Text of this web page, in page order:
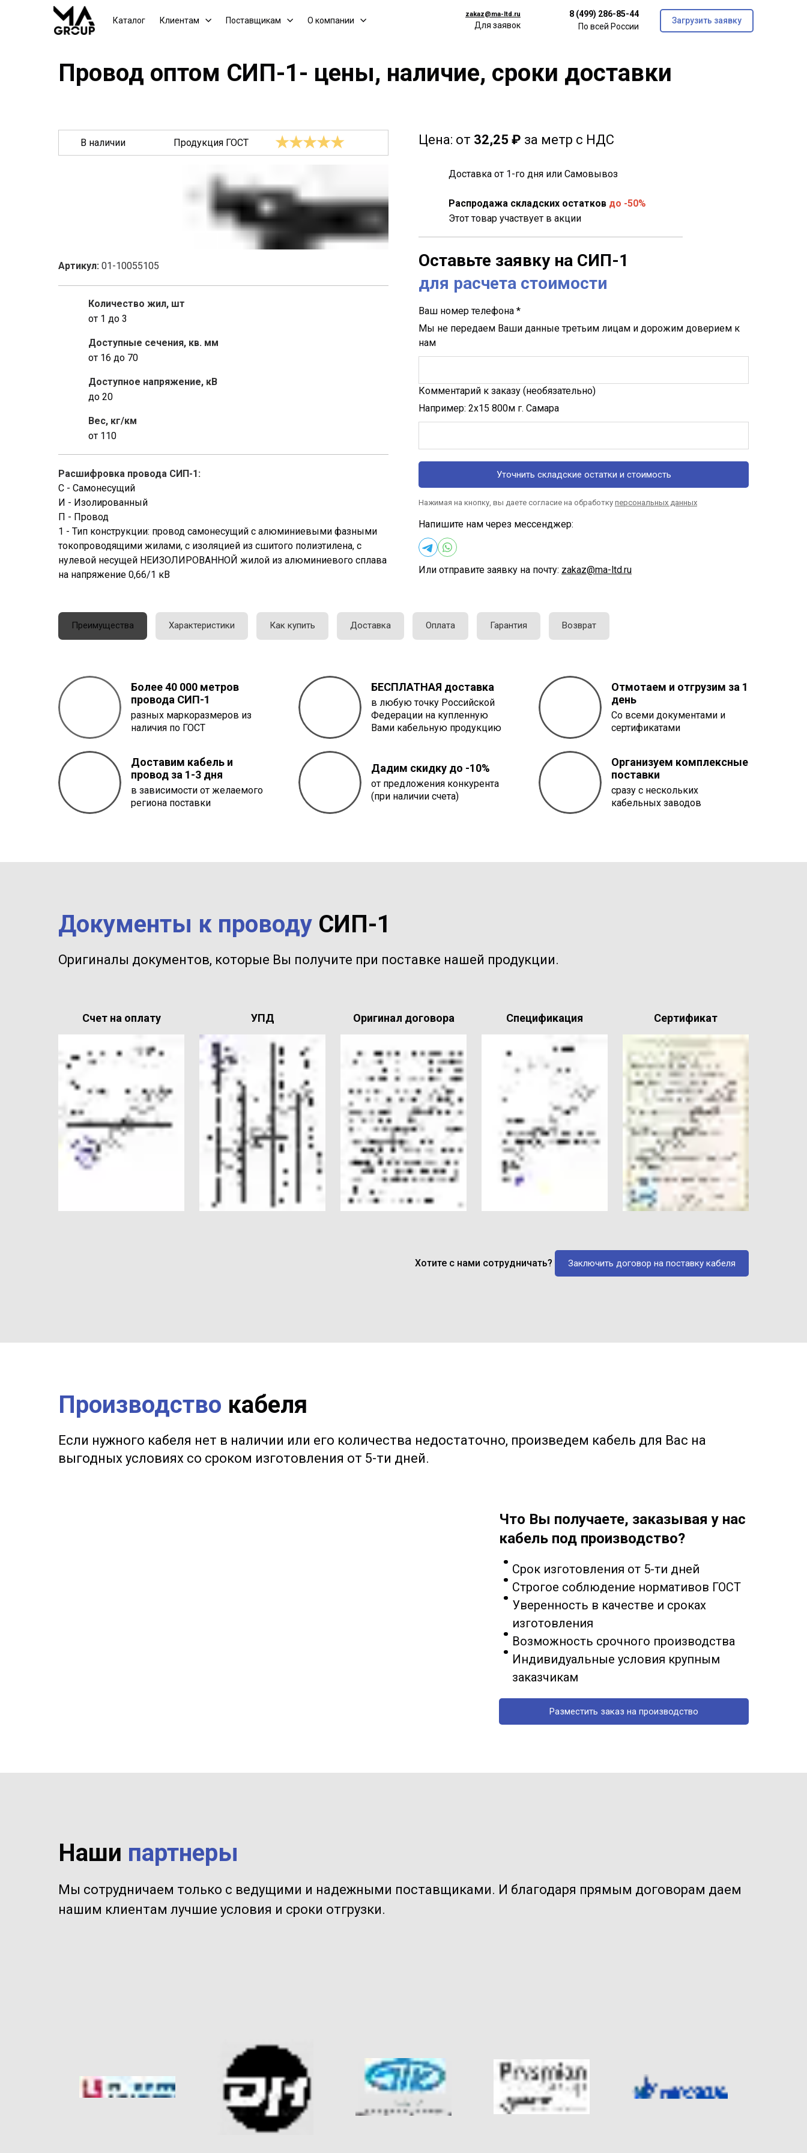
Каталог Клиентам Поставщикам О компании
zakaz@ma-ltd.ru
Для заявок
8 (499) 286-85-44
По всей России
Загрузить заявку
Провод оптом СИП-1- цены, наличие, сроки доставки
В наличии Продукция ГОСТ ★★★★★
Артикул: 01-10055105
Количество жил, шт
от 1 до 3
Доступные сечения, кв. мм
от 16 до 70
Доступное напряжение, кВ
до 20
Вес, кг/км
от 110
Расшифровка провода СИП-1:
С - Самонесущий
И - Изолированный
П - Провод
1 - Тип конструкции: провод самонесущий с алюминиевыми фазными
токопроводящими жилами, с изоляцией из сшитого полиэтилена, с
нулевой несущей НЕИЗОЛИРОВАННОЙ жилой из алюминиевого сплава
на напряжение 0,66/1 кВ
Цена: от 32,25 ₽ за метр с НДС
Доставка от 1-го дня или Самовывоз
Распродажа складских остатков до -50%
Этот товар участвует в акции
Оставьте заявку на СИП-1
для расчета стоимости
Ваш номер телефона *
Мы не передаем Ваши данные третьим лицам и дорожим доверием к
нам
Комментарий к заказу (необязательно)
Например: 2х15 800м г. Самара
Уточнить складские остатки и стоимость
Нажимая на кнопку, вы даете согласие на обработку персональных данных
Напишите нам через мессенджер:
Или отправите заявку на почту: zakaz@ma-ltd.ru
Преимущества Характеристики Как купить Доставка Оплата Гарантия Возврат
Более 40 000 метров
провода СИП-1
разных маркоразмеров из
наличия по ГОСТ
Доставим кабель и
провод за 1-3 дня
в зависимости от желаемого
региона поставки
БЕСПЛАТНАЯ доставка
в любую точку Российской
Федерации на купленную
Вами кабельную продукцию
Дадим скидку до -10%
от предложения конкурента
(при наличии счета)
Отмотаем и отгрузим за 1
день
Со всеми документами и
сертификатами
Организуем комплексные
поставки
сразу с нескольких
кабельных заводов
Документы к проводу СИП-1
Оригиналы документов, которые Вы получите при поставке нашей продукции.
Счет на оплату УПД Оригинал договора Спецификация Сертификат
Заключить договор на поставку кабеля
Хотите с нами сотрудничать?
Производство кабеля
Если нужного кабеля нет в наличии или его количества недостаточно, произведем кабель для Вас на
выгодных условиях со сроком изготовления от 5-ти дней.
Что Вы получаете, заказывая у нас
кабель под производство?
Срок изготовления от 5-ти дней
Строгое соблюдение нормативов ГОСТ
Уверенность в качестве и сроках
изготовления
Возможность срочного производства
Индивидуальные условия крупным
заказчикам
Разместить заказ на производство
Наши партнеры
Мы сотрудничаем только с ведущими и надежными поставщиками. И благодаря прямым договорам даем
нашим клиентам лучшие условия и сроки отгрузки.